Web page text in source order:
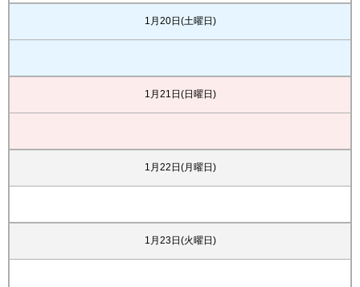
1月20日(土曜日)
1月21日(日曜日)
1月22日(月曜日)
1月23日(火曜日)